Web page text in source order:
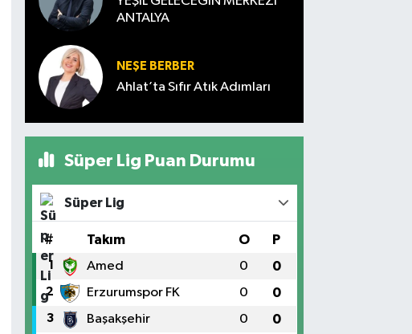
ANTALYA
NEŞE BERBER
Ahlat’ta Sıfır Atık Adımları
Süper Lig Puan Durumu
Süper Lig
# Takım O P
1 Amed 0 0
2 Erzurumspor FK 0 0
3 Başakşehir 0 0